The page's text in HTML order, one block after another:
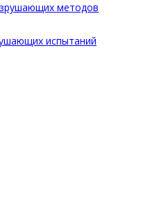
методов
испытаний